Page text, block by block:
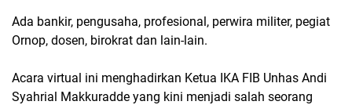
Ada bankir, pengusaha, profesional, perwira militer, pegiat
Ornop, dosen, birokrat dan lain-lain.
Acara virtual ini menghadirkan Ketua IKA FIB Unhas Andi
Syahrial Makkuradde yang kini menjadi salah seorang